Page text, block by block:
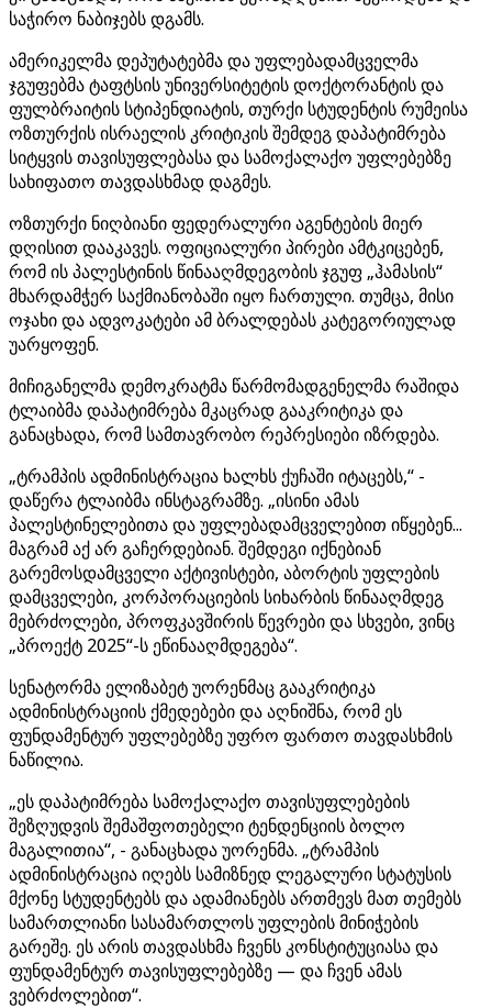
საჭირო ნაბიჯებს დგამს.
ამერიკელმა დეპუტატებმა და უფლებადამცველმა
ჯგუფებმა ტაფტსის უნივერსიტეტის დოქტორანტის და
ფულბრაიტის სტიპენდიატის, თურქი სტუდენტის რუმეისა
ოზთურქის ისრაელის კრიტიკის შემდეგ დაპატიმრება
სიტყვის თავისუფლებასა და სამოქალაქო უფლებებზე
სახიფათო თავდასხმად დაგმეს.
ოზთურქი ნიღბიანი ფედერალური აგენტების მიერ
დღისით დააკავეს. ოფიციალური პირები ამტკიცებენ,
რომ ის პალესტინის წინააღმდეგობის ჯგუფ „ჰამასის“
მხარდამჭერ საქმიანობაში იყო ჩართული. თუმცა, მისი
ოჯახი და ადვოკატები ამ ბრალდებას კატეგორიულად
უარყოფენ.
მიჩიგანელმა დემოკრატმა წარმომადგენელმა რაშიდა
ტლაიბმა დაპატიმრება მკაცრად გააკრიტიკა და
განაცხადა, რომ სამთავრობო რეპრესიები იზრდება.
„ტრამპის ადმინისტრაცია ხალხს ქუჩაში იტაცებს,“ -
დაწერა ტლაიბმა ინსტაგრამზე. „ისინი ამას
პალესტინელებითა და უფლებადამცველებით იწყებენ...
მაგრამ აქ არ გაჩერდებიან. შემდეგი იქნებიან
გარემოსდამცველი აქტივისტები, აბორტის უფლების
დამცველები, კორპორაციების სიხარბის წინააღმდეგ
მებრძოლები, პროფკავშირის წევრები და სხვები, ვინც
„პროექტ 2025“-ს ეწინააღმდეგება“.
სენატორმა ელიზაბეტ უორენმაც გააკრიტიკა
ადმინისტრაციის ქმედებები და აღნიშნა, რომ ეს
ფუნდამენტურ უფლებებზე უფრო ფართო თავდასხმის
ნაწილია.
„ეს დაპატიმრება სამოქალაქო თავისუფლებების
შეზღუდვის შემაშფოთებელი ტენდენციის ბოლო
მაგალითია“, - განაცხადა უორენმა. „ტრამპის
ადმინისტრაცია იღებს სამიზნედ ლეგალური სტატუსის
მქონე სტუდენტებს და ადამიანებს ართმევს მათ თემებს
სამართლიანი სასამართლოს უფლების მინიჭების
გარეშე. ეს არის თავდასხმა ჩვენს კონსტიტუციასა და
ფუნდამენტურ თავისუფლებებზე — და ჩვენ ამას
ვებრძოლებით“.